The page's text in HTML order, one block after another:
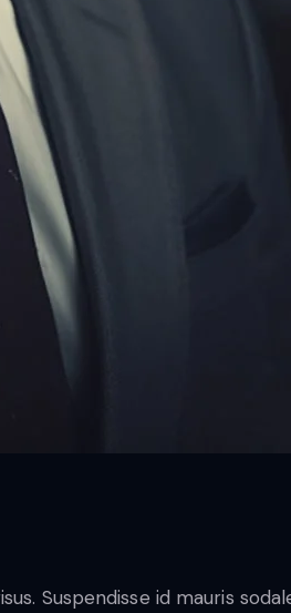
Suspendisse id mauris